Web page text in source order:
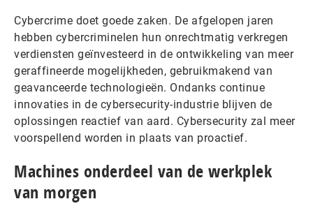
Cybercrime doet goede zaken. De afgelopen jaren
hebben cybercriminelen hun onrechtmatig verkregen
verdiensten geïnvesteerd in de ontwikkeling van meer
geraffineerde mogelijkheden, gebruikmakend van
geavanceerde technologieën. Ondanks continue
innovaties in de cybersecurity-industrie blijven de
oplossingen reactief van aard. Cybersecurity zal meer
voorspellend worden in plaats van proactief.
Machines onderdeel van de werkplek
van morgen